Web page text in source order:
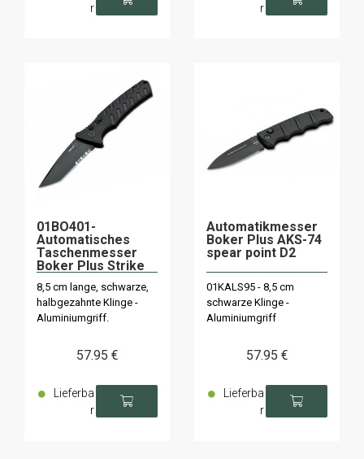
r
r
01BO401-
Automatisches
Taschenmesser
Boker Plus Strike
Tanto
8,5 cm lange, schwarze,
halbgezahnte Klinge -
Aluminiumgriff.
57.95 €
Lieferba
r
Automatikmesser
Boker Plus AKS-74
spear point D2
01KALS95 - 8,5 cm
schwarze Klinge -
Aluminiumgriff
57.95 €
Lieferba
r